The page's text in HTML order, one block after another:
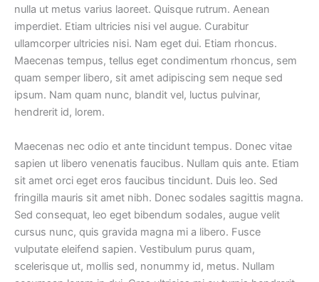
nulla ut metus varius laoreet. Quisque rutrum. Aenean
imperdiet. Etiam ultricies nisi vel augue. Curabitur
ullamcorper ultricies nisi. Nam eget dui. Etiam rhoncus.
Maecenas tempus, tellus eget condimentum rhoncus, sem
quam semper libero, sit amet adipiscing sem neque sed
ipsum. Nam quam nunc, blandit vel, luctus pulvinar,
hendrerit id, lorem.
Maecenas nec odio et ante tincidunt tempus. Donec vitae
sapien ut libero venenatis faucibus. Nullam quis ante. Etiam
sit amet orci eget eros faucibus tincidunt. Duis leo. Sed
fringilla mauris sit amet nibh. Donec sodales sagittis magna.
Sed consequat, leo eget bibendum sodales, augue velit
cursus nunc, quis gravida magna mi a libero. Fusce
vulputate eleifend sapien. Vestibulum purus quam,
scelerisque ut, mollis sed, nonummy id, metus. Nullam